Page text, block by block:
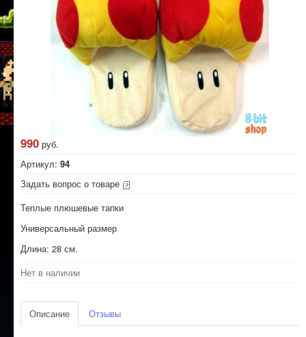
990 руб.
Артикул: 94
Задать вопрос о товаре
Теплые плюшевые тапки
Универсальный размер
Длина: 28 см.
Нет в наличии
Описание Отзывы